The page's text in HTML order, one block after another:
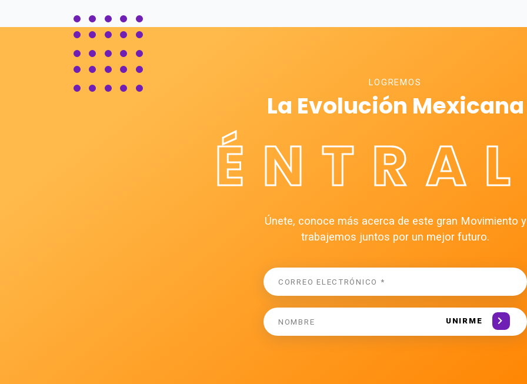
LOGREMOS
La Evolución Mexicana
Únete, conoce más acerca de este gran Movimiento y
trabajemos juntos por un mejor futuro.
UNIRME